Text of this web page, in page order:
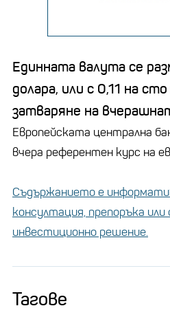
Единната валута се
долара, или с 0,11 на
затваряне на
Европейската централна
вчера референтен курс на
Съдържанието е
консултация, препоръка
инвестиционно решение.
Тагове